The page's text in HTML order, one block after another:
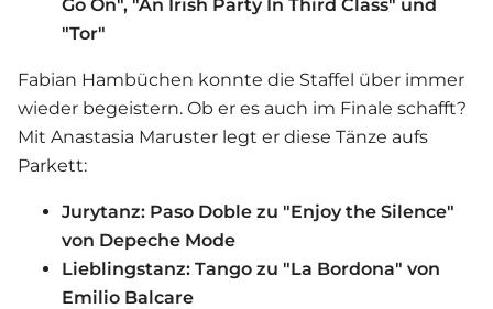
Go On", "An Irish Party In Third Class" und
"Tor"
Fabian Hambüchen konnte die Staffel über immer
wieder begeistern. Ob er es auch im Finale schafft?
Mit Anastasia Maruster legt er diese Tänze aufs
Parkett:
Jurytanz: Paso Doble zu "Enjoy the Silence"
von Depeche Mode
Lieblingstanz: Tango zu "La Bordona" von
Emilio Balcare